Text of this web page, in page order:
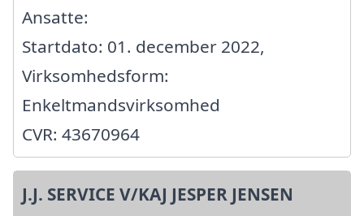
Ansatte:
Startdato: 01. december 2022,
Virksomhedsform:
Enkeltmandsvirksomhed
CVR: 43670964
J.J. SERVICE V/KAJ JESPER JENSEN